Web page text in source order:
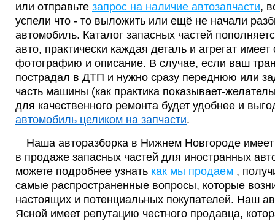
или отправьте запрос на наличие автозапчасти,
успели что - то выложить или ещё не начали
автомобиль. Каталог запасных частей
авто, практически каждая деталь и агрегат
фотографию и описание. В случае, если ваш
пострадал в ДТП и нужно сразу переднюю или
часть машины (как практика показывает-
для качественного ремонта будет удобнее и
автомобиль целиком на запчасти.
Наша авторазборка в Нижнем Новгороде
в продаже запасных частей для иностранных
можете подробнее узнать как мы продаем ,
самые распространенные вопросы, которые
настоящих и потенциальных покупателей. Наш
Ясной имеет репутацию честного продавца,